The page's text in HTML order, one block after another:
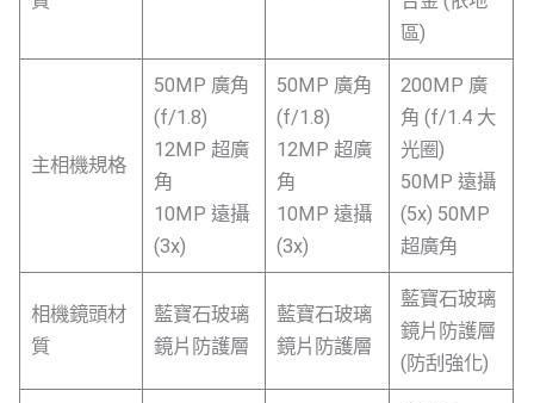
區)
主相機規格
50MP 廣角
(f/1.8)
12MP 超廣
角
10MP 遠攝
(3x)
50MP 廣角
(f/1.8)
12MP 超廣
角
10MP 遠攝
(3x)
200MP 廣
角 (f/1.4 大
光圈)
50MP 遠攝
(5x) 50MP
超廣角
相機鏡頭材
質
藍寶石玻璃
鏡片防護層
藍寶石玻璃
鏡片防護層
藍寶石玻璃
鏡片防護層
(防刮強化)